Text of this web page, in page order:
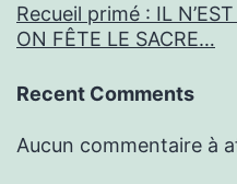
Recueil primé : IL
ON FÊTE LE SACRE…
Recent Comments
Aucun commentaire à